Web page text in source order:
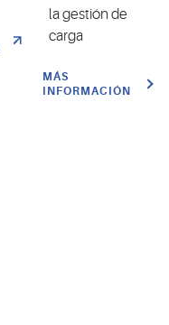
la gestión de
carga
MÁS
INFORMACIÓN